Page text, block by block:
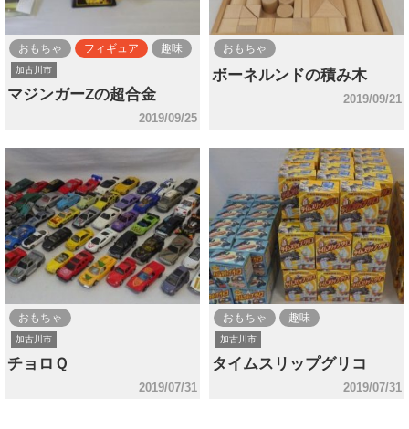
おもちゃ フィギュア 趣味
加古川市
マジンガーZの超合金
2019/09/25
おもちゃ
ボーネルンドの積み木
2019/09/21
おもちゃ
加古川市
チョロＱ
2019/07/31
おもちゃ 趣味
加古川市
タイムスリップグリコ
2019/07/31